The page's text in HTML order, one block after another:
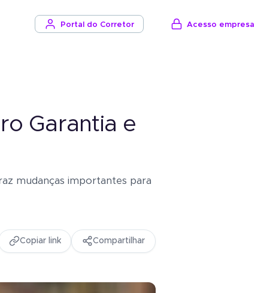
Portal do Corretor Acesso empresa
Garantia e
mudanças importantes para
Copiar link Compartilhar